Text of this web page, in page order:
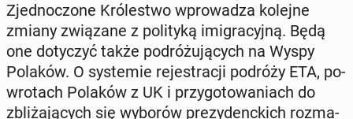
Zjed­no­czo­ne Kró­le­stwo wpro­wa­dza kolejne
zmiany zwią­za­ne z po­li­ty­ką imi­gra­cyj­ną. Będą
one do­ty­czyć także po­dró­żu­ją­cych na Wyspy
Polaków. O sys­te­mie re­je­stra­cji podróży ETA, po­
wro­tach Polaków z UK i przy­go­to­wa­niach do
zbli­ża­ją­cych się wyborów pre­zy­denc­kich roz­ma­